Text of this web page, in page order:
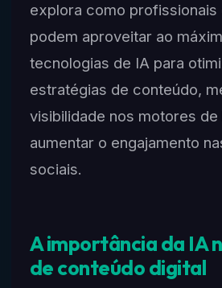
explora como profissionais
podem aproveitar ao
tecnologias de IA para
estratégias de conteúdo,
visibilidade nos motores de
aumentar o engajamento
sociais.
A importância da IA
de conteúdo digital